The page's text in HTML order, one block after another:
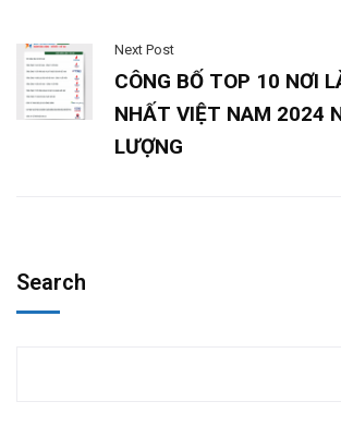
Next Post
CÔNG BỐ TOP 10 NƠI
NHẤT VIỆT NAM 2024
LƯỢNG
Search